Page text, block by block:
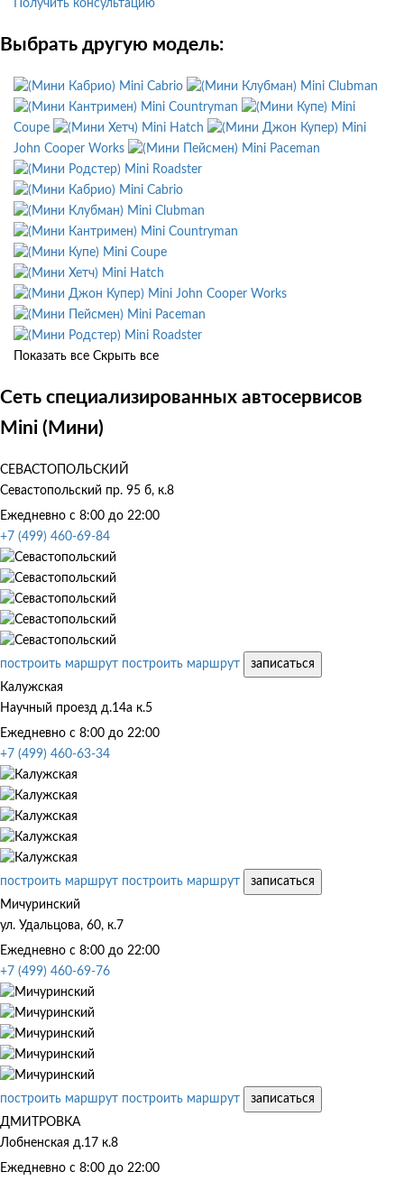
Получить консультацию
Выбрать другую модель:
Mini Cabrio
Mini Clubman
Mini Countryman
Mini
Coupe
Mini Hatch
Mini
John Cooper Works
Mini Paceman
Mini Roadster
Mini Cabrio
Mini Clubman
Mini Countryman
Mini Coupe
Mini Hatch
Mini John Cooper Works
Mini Paceman
Mini Roadster
Показать все Скрыть все
Сеть специализированных автосервисов
Mini (Мини)
СЕВАСТОПОЛЬСКИЙ
Севастопольский пр. 95 б, к.8
Ежедневно с 8:00 до 22:00
+7 (499) 460-69-84
построить маршрут построить маршрут
записаться
Калужская
Научный проезд д.14а к.5
Ежедневно с 8:00 до 22:00
+7 (499) 460-63-34
построить маршрут построить маршрут
записаться
Мичуринский
ул. Удальцова, 60, к.7
Ежедневно с 8:00 до 22:00
+7 (499) 460-69-76
построить маршрут построить маршрут
записаться
ДМИТРОВКА
Лобненская д.17 к.8
Ежедневно с 8:00 до 22:00